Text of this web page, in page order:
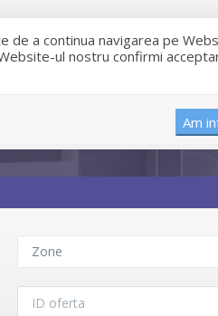
de a continua navigarea pe
ul nostru confirmi
Am
Zone